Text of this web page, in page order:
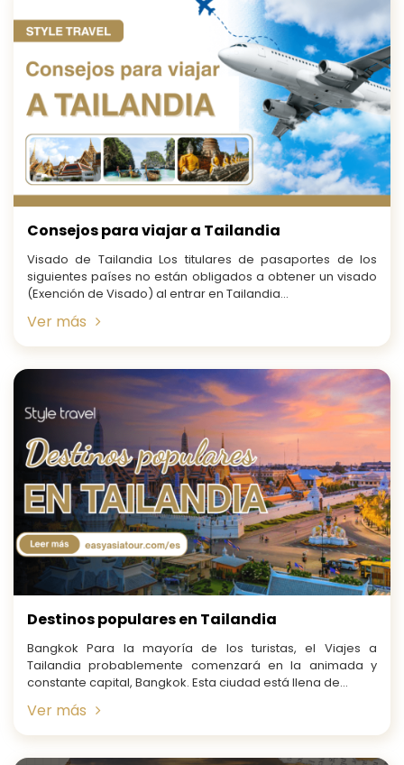
Consejos para viajar a Tailandia
Visado de Tailandia Los titulares de pasaportes de los
siguientes países no están obligados a obtener un visado
(Exención de Visado) al entrar en Tailandia...
Ver más
Destinos populares en Tailandia
Bangkok Para la mayoría de los turistas, el Viajes a
Tailandia probablemente comenzará en la animada y
constante capital, Bangkok. Esta ciudad está llena de...
Ver más